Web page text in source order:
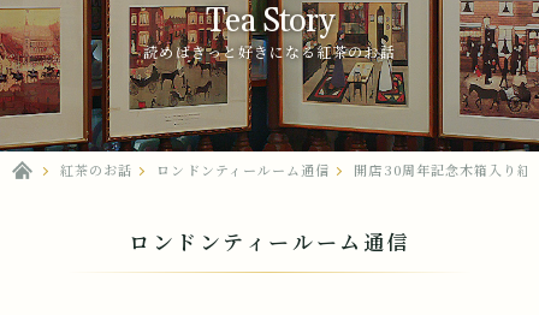
Tea Story
読めばきっと好きになる紅茶のお話
紅茶のお話 ロンドンティールーム通信 開店30周年記念木箱入り紅
ロンドンティールーム通信